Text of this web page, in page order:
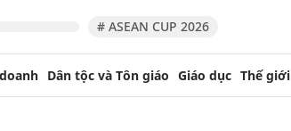
# ASEAN CUP 2026
Dân tộc và Tôn giáo Giáo dục Thế giới